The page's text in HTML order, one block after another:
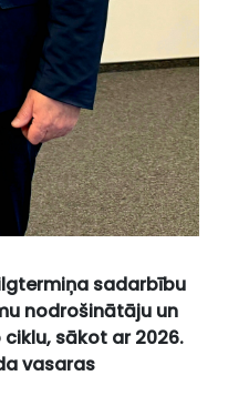
sadarbību
nodrošinātāju un
sākot ar 2026.
vasaras